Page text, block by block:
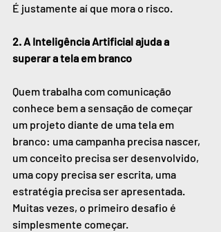
É justamente aí que mora o risco.
2. A Inteligência Artificial ajuda a
superar a tela em branco
Quem trabalha com comunicação
conhece bem a sensação de começar
um projeto diante de uma tela em
branco: uma campanha precisa nascer,
um conceito precisa ser desenvolvido,
uma copy precisa ser escrita, uma
estratégia precisa ser apresentada.
Muitas vezes, o primeiro desafio é
simplesmente começar.